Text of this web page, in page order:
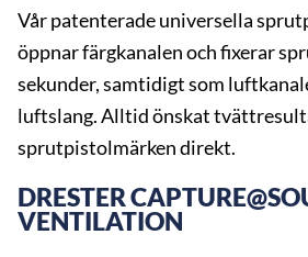
Vår patenterade universella
öppnar färgkanalen och fixerar
sekunder, samtidigt som
luftslang. Alltid önskat
sprutpistolmärken direkt.
DRESTER
VENTILATION